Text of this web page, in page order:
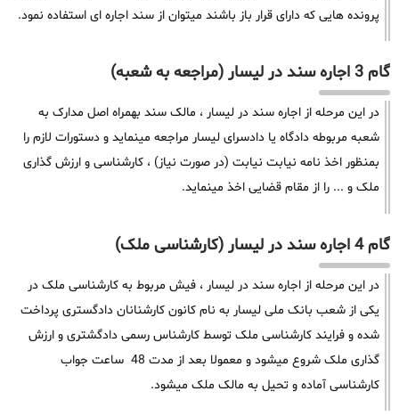
پرونده هایی که دارای قرار باز باشند میتوان از سند اجاره ای استفاده نمود.
گام 3 اجاره سند در لیسار (مراجعه به شعبه)
در این مرحله از اجاره سند در لیسار ، مالک سند بهمراه اصل مدارک به
شعبه مربوطه دادگاه یا دادسرای لیسار مراجعه مینماید و دستورات لازم را
بمنظور اخذ نامه نیابت نیابت (در صورت نیاز) ، کارشناسی و ارزش گذاری
ملک و ... را از مقام قضایی اخذ مینماید.
گام 4 اجاره سند در لیسار (کارشناسی ملک)
در این مرحله از اجاره سند در لیسار ، فیش مربوط به کارشناسی ملک در
یکی از شعب بانک ملی لیسار به نام کانون کارشنانان دادگستری پرداخت
شده و فرایند کارشناسی ملک توسط کارشناس رسمی دادگشتری و ارزش
گذاری ملک شروع میشود و معمولا بعد از مدت 48 ساعت جواب
کارشناسی آماده و تحیل به مالک ملک میشود.